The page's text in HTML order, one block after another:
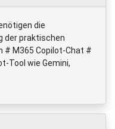
die
der praktischen
# M365 Copilot-Chat #
Tool wie Gemini,